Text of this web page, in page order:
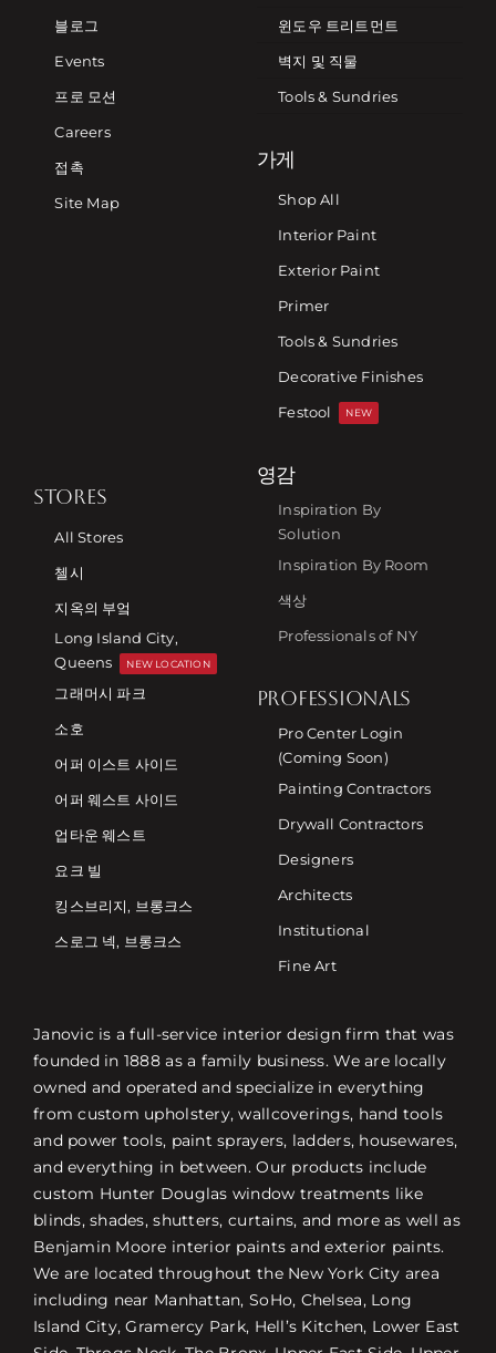
블로그
Events
프로 모션
Careers
접촉
Site Map
윈도우 트리트먼트
벽지 및 직물
Tools & Sundries
가게
Shop All
Interior Paint
Exterior Paint
Primer
Tools & Sundries
Decorative Finishes
Festool
NEW
STORES
All Stores
첼시
지옥의 부엌
Long Island City,
Queens
NEW LOCATION
그래머시 파크
소호
어퍼 이스트 사이드
어퍼 웨스트 사이드
업타운 웨스트
요크 빌
킹스브리지, 브롱크스
스로그 넥, 브롱크스
영감
Inspiration By
Solution
Inspiration By Room
색상
Professionals of NY
PROFESSIONALS
Pro Center Login
(Coming Soon)
Painting Contractors
Drywall Contractors
Designers
Architects
Institutional
Fine Art
Janovic is a full-service interior design firm that was
founded in 1888 as a family business. We are locally
owned and operated and specialize in everything
from custom upholstery, wallcoverings, hand tools
and power tools, paint sprayers, ladders, housewares,
and everything in between. Our products include
custom Hunter Douglas window treatments like
blinds, shades, shutters, curtains, and more as well as
Benjamin Moore interior paints and exterior paints.
We are located throughout the New York City area
including near Manhattan, SoHo, Chelsea, Long
Island City, Gramercy Park, Hell’s Kitchen, Lower East